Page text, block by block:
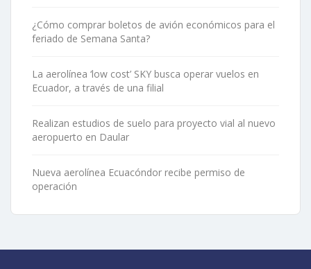
¿Cómo comprar boletos de avión económicos para el
feriado de Semana Santa?
La aerolínea ‘low cost’ SKY busca operar vuelos en
Ecuador, a través de una filial
Realizan estudios de suelo para proyecto vial al nuevo
aeropuerto en Daular
Nueva aerolínea Ecuacóndor recibe permiso de
operación